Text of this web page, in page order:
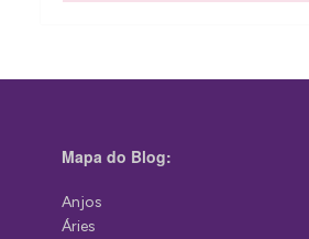
Mapa do Blog:
Anjos
Áries